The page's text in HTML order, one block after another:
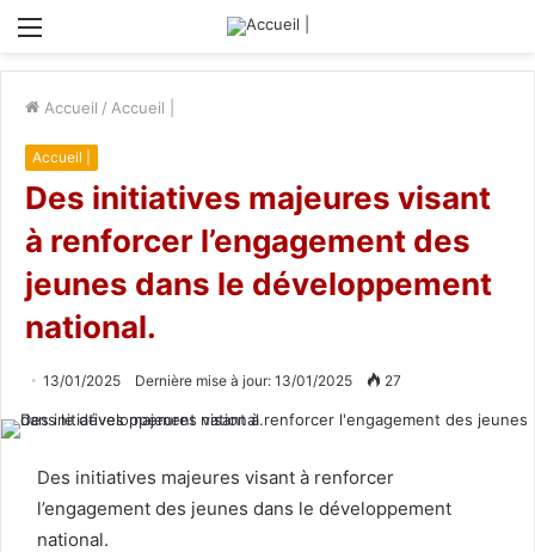
Menu
Accueil / Accueil |
Accueil |
Des initiatives majeures visant
à renforcer l’engagement des
jeunes dans le développement
national.
13/01/2025 Dernière mise à jour: 13/01/2025 27
Des initiatives majeures visant à renforcer
l’engagement des jeunes dans le développement
national.